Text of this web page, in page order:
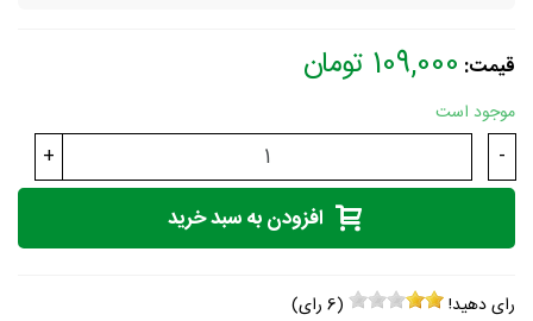
قیمت: 109,000 تومان
موجود است
-
+
افزودن به سبد خرید
رای دهید! (
6 رای)